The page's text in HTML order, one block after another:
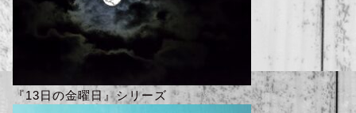
『13日の金曜日』シリーズ